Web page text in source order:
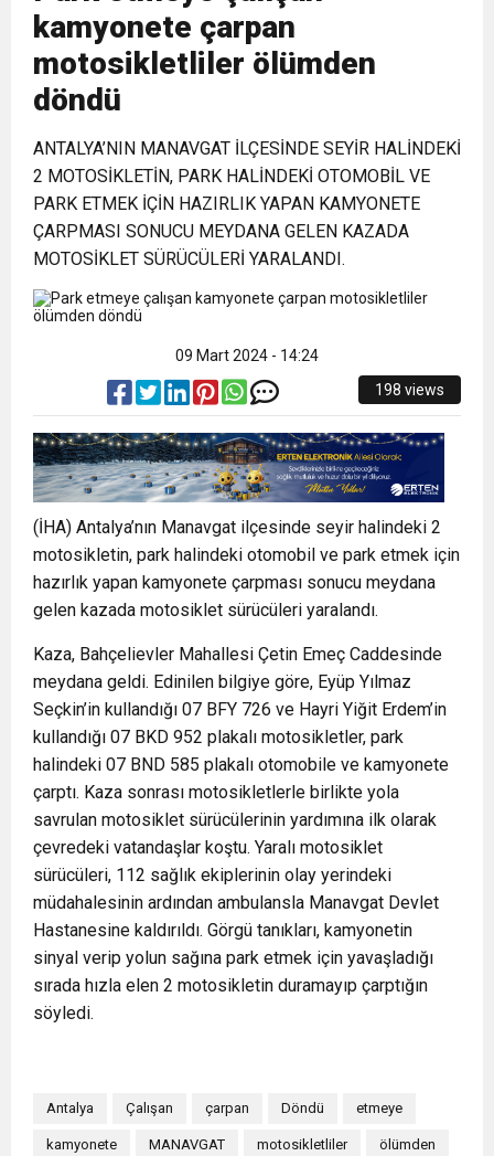
1:00 İTSO İŞ-KUR SGK TOPLANTI
DUYURUSU
21:40 CEYLANDERE’DE BAŞKAN EMRAH
KARAÇAY’A SEVGİ SELİ
18:22 BAŞKAN SAMİ ÜSTÜN’DEN
GÖNÜLLERE DOKUNAN ZİYARET
kamyonete çarpan
motosikletliler ölümden
döndü
ANTALYA’NIN MANAVGAT İLÇESİNDE SEYİR HALİNDEKİ
2 MOTOSİKLETİN, PARK HALİNDEKİ OTOMOBİL VE
PARK ETMEK İÇİN HAZIRLIK YAPAN KAMYONETE
ÇARPMASI SONUCU MEYDANA GELEN KAZADA
MOTOSİKLET SÜRÜCÜLERİ YARALANDI.
09 Mart 2024 - 14:24
198 views
(İHA) Antalya’nın Manavgat ilçesinde seyir halindeki 2
motosikletin, park halindeki otomobil ve park etmek için
hazırlık yapan kamyonete çarpması sonucu meydana
gelen kazada motosiklet sürücüleri yaralandı.
Kaza, Bahçelievler Mahallesi Çetin Emeç Caddesinde
meydana geldi. Edinilen bilgiye göre, Eyüp Yılmaz
Seçkin’in kullandığı 07 BFY 726 ve Hayri Yiğit Erdem’in
kullandığı 07 BKD 952 plakalı motosikletler, park
halindeki 07 BND 585 plakalı otomobile ve kamyonete
çarptı. Kaza sonrası motosikletlerle birlikte yola
savrulan motosiklet sürücülerinin yardımına ilk olarak
çevredeki vatandaşlar koştu. Yaralı motosiklet
sürücüleri, 112 sağlık ekiplerinin olay yerindeki
müdahalesinin ardından ambulansla Manavgat Devlet
Hastanesine kaldırıldı. Görgü tanıkları, kamyonetin
sinyal verip yolun sağına park etmek için yavaşladığı
sırada hızla elen 2 motosikletin duramayıp çarptığın
söyledi.
Antalya Çalışan çarpan Döndü etmeye
kamyonete MANAVGAT motosikletliler ölümden